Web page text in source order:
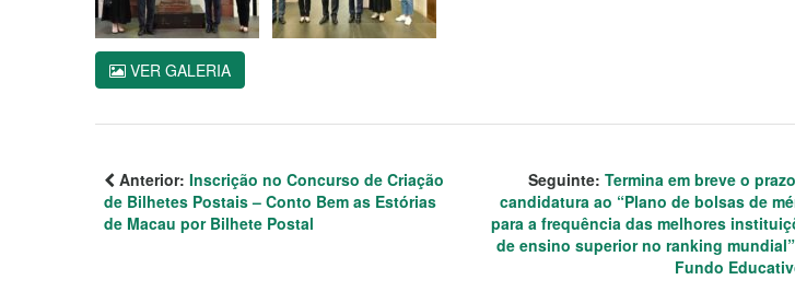
VER GALERIA
Anterior: Inscrição no Concurso de Criação
de Bilhetes Postais – Conto Bem as Estórias
de Macau por Bilhete Postal
Seguinte: Termina em breve o
candidatura ao “Plano de bolsas de
para a frequência das melhores
de ensino superior no ranking
Fundo